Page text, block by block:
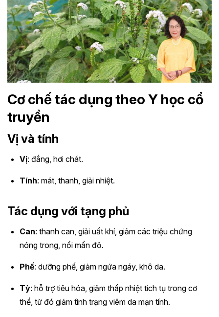
Cơ chế tác dụng theo Y học cổ
truyền
Vị và tính
Vị: đắng, hơi chát.
Tính: mát, thanh, giải nhiệt.
Tác dụng với tạng phủ
Can: thanh can, giải uất khí, giảm các triệu chứng
nóng trong, nổi mẩn đỏ.
Phế: dưỡng phế, giảm ngứa ngáy, khô da.
Tỳ: hỗ trợ tiêu hóa, giảm thấp nhiệt tích tụ trong cơ
thể, từ đó giảm tình trạng viêm da mạn tính.